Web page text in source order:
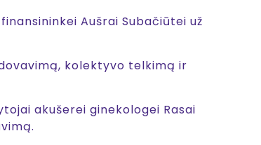
Aušrai Subačiūtei už
kolektyvo telkimą ir
akušerei ginekologei Rasai